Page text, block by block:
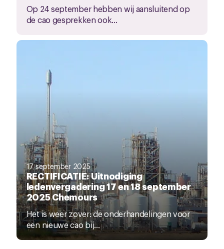
Op 24 september hebben wij aansluitend op
de cao gesprekken ook...
17 september 2025
RECTIFICATIE: Uitnodiging
ledenvergadering 17 en 18 september
2025 Chemours
Het is weer zover: de onderhandelingen voor
een nieuwe cao bij...